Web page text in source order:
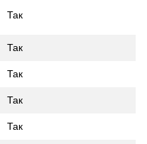
Так
Так
Так
Так
Так